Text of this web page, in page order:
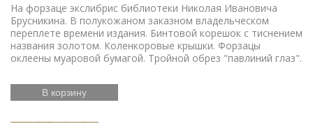
На форзаце экслибрис библиотеки Николая Ивановича
Брусникина. В полукожаном заказном владельческом
переплете времени издания. Бинтовой корешок с тиснением
названия золотом. Коленкоровые крышки. Форзацы
оклеены муаровой бумагой. Тройной обрез "павлиний глаз".
В корзину